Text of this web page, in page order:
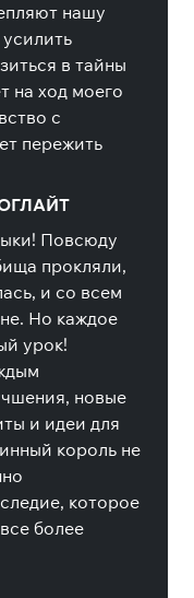
нашу
в тайны
на ход моего
с
пережить
Повсюду
прокляли,
и со всем
Но каждое
урок!
новые
и идеи для
король не
которое
более